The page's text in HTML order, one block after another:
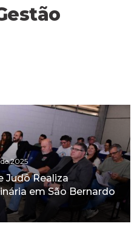
2025
Judô Realiza
em São Bernardo